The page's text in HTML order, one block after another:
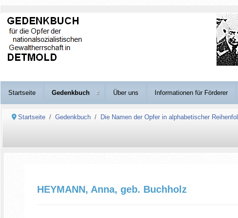
Startseite Gedenkbuch Über uns Informationen für Förderer
Startseite Gedenkbuch Die Namen der Opfer in alphabetischer
HEYMANN, Anna, geb. Buchholz